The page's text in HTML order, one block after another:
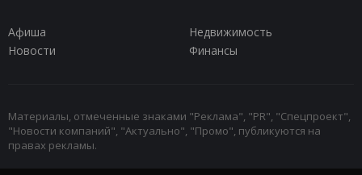
Афиша
Недвижимость
Новости
Финансы
Материалы, отмеченные знаками "Реклама", "PR", "Спецпроект",
"Новости компаний", "Актуально", "Промо", публикуются на
правах рекламы.